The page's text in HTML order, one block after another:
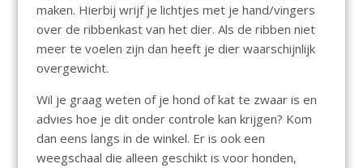
maken. Hierbij wrijf je lichtjes met je hand/vingers
over de ribbenkast van het dier. Als de ribben niet
meer te voelen zijn dan heeft je dier waarschijnlijk
overgewicht.
Wil je graag weten of je hond of kat te zwaar is en
advies hoe je dit onder controle kan krijgen? Kom
dan eens langs in de winkel. Er is ook een
weegschaal die alleen geschikt is voor honden,